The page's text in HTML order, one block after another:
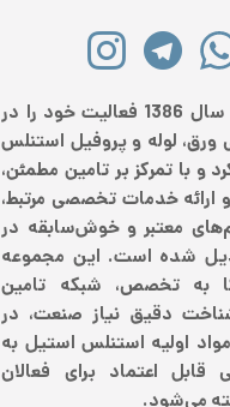
استیل رخ از سال 1386 فعالیت خود را در
ورق، لوله و پروفیل استنلس
و با تمرکز بر تامین مطمئن،
ارائه خدمات تخصصی مرتبط،
معتبر و خوش‌سابقه در
شده است. این مجموعه
به تخصص، شبکه تامین
دقیق نیاز صنعت، در
اولیه استنلس استیل به
قابل اعتماد برای فعالان